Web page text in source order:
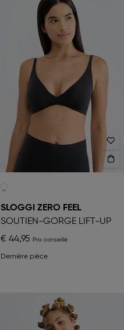
SLOGGI ZERO FEEL
SOUTIEN-GORGE LIFT-UP
€ 44,95
Dernière pièce